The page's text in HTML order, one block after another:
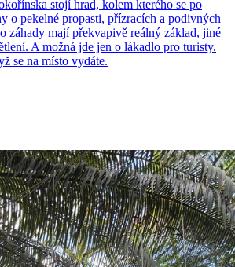
stojí hrad, kolem kterého se po
o pekelné propasti, přízracích a podivných
záhady mají překvapivě reálný základ, jiné
A možná jde jen o lákadlo pro turisty.
se na místo vydáte.